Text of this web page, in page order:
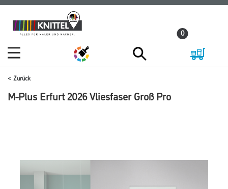
Zum
Inhalt
Zum
Navigationsmenü
0
Zurück
M-Plus Erfurt 2026 Vliesfaser Groß Pro